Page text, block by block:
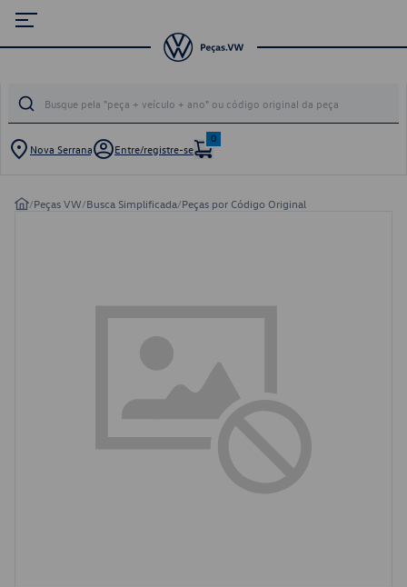
Nova Serrana Entre/registre-se
0
/Peças VW/Busca Simplificada/Peças por Código Original